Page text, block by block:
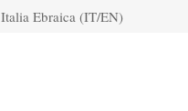
Italia Ebraica (IT/EN)